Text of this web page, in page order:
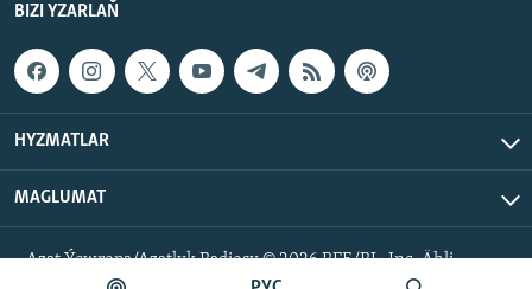
BIZI YZARLAŇ
HYZMATLAR
MAGLUMAT
Azat Ýewropa/Azatlyk Radiosy © 2026 RFE/RL, Inc. Ähli
hukuklar goralan.